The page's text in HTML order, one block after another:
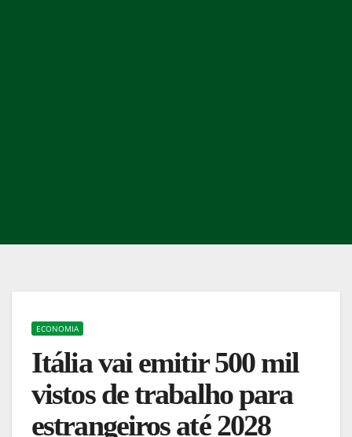
ECONOMIA
Itália vai emitir 500 mil
vistos de trabalho para
estrangeiros até 2028